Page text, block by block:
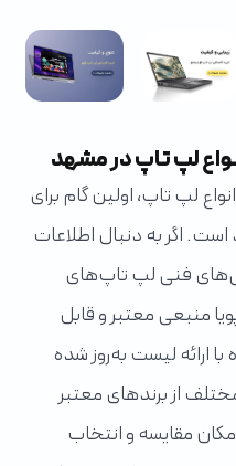
لپ تاپ در مشهد
لپ تاپ، اولین گام برای
اگر به دنبال اطلاعات
فنی لپ تاپ‌های
منبعی معتبر و قابل
ارائه لیست به‌روز شده
از برندهای معتبر
مقایسه و انتخاب